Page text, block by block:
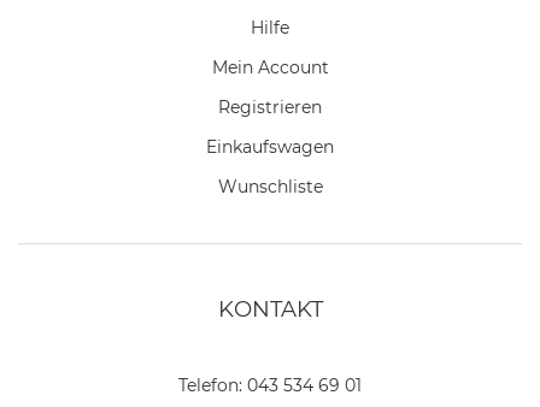
Hilfe
Mein Account
Registrieren
Einkaufswagen
Wunschliste
KONTAKT
Telefon: 043 534 69 01